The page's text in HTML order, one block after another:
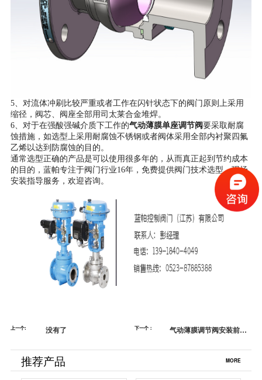
5、对流体冲刷比较严重或者工作在闪针状态下的阀门原则上采用
缩径，阀芯、阀座全部用司太莱合金堆焊。
6、 对于在强酸强碱介质下工作的气动薄膜单座调节阀要采取耐腐
蚀措施，如选型上采用耐腐蚀不锈钢或者阀体采用全部内衬聚四氟
乙烯以达到防腐蚀的目的。
通常选型正确的产品是可以使用很多年的，从而真正起到节约成本
的目的，蓝帕专注于阀门行业16年，免费提供阀门技术选型，现场
安装指导服务，欢迎咨询。
上一个: 没有了 下一个：
气动薄膜调节阀安装前的
推荐产品 MORE